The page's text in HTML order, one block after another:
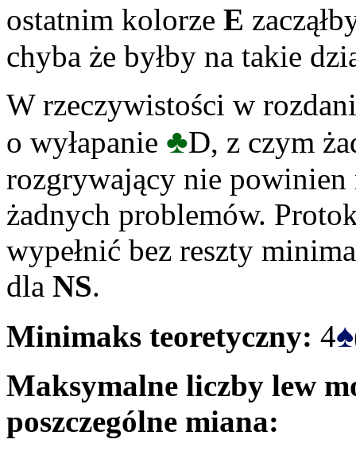
ostatnim kolorze E
chyba że byłby na takie
W rzeczywistości w
o wyłapanie ♣D, z czym
rozgrywający nie powinien
żadnych problemów.
wypełnić bez reszty
dla NS.
Minimaks teoretyczny: 4♠
Maksymalne liczby lew
poszczególne miana: